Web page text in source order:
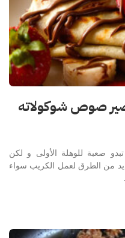
صوص شوكولاته
صعبة للوهلة الأولى و لكن
من الطرق لعمل الكريب سواء